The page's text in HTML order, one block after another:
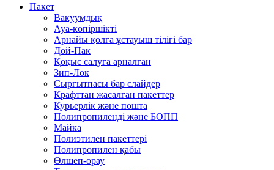
Пакет
Вакуумдық
Ауа-көпіршікті
Арнайы қолға ұстауыш тілігі бар
Дой-Пак
Қоқыс салуға арналған
Зип-Лок
Сырғытпасы бар слайдер
Крафттан жасалған пакеттер
Курьерлік және пошта
Полипропиленді және БОПП
Майка
Полиэтилен пакеттері
Полипропилен қабы
Өлшеп-орау